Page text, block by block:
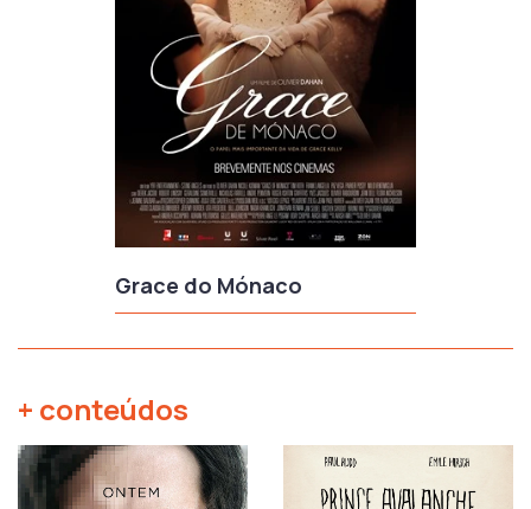
Grace do Mónaco
+ conteúdos